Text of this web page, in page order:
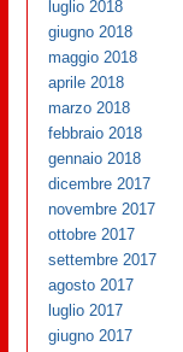
luglio 2018
giugno 2018
maggio 2018
aprile 2018
marzo 2018
febbraio 2018
gennaio 2018
dicembre 2017
novembre 2017
ottobre 2017
settembre 2017
agosto 2017
luglio 2017
giugno 2017